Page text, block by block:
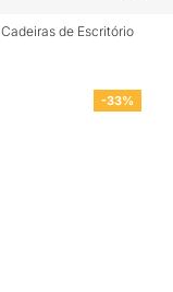
Cadeiras de Escritório
-33%